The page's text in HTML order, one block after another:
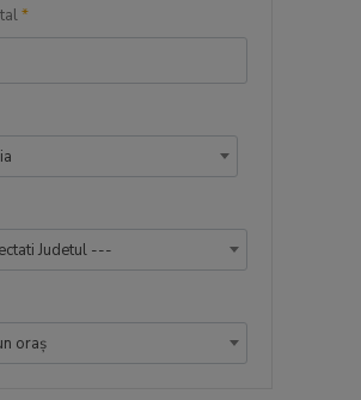
*
Judetul ---
oraș